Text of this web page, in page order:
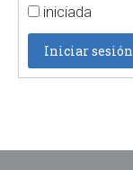
iniciada
Iniciar sesión